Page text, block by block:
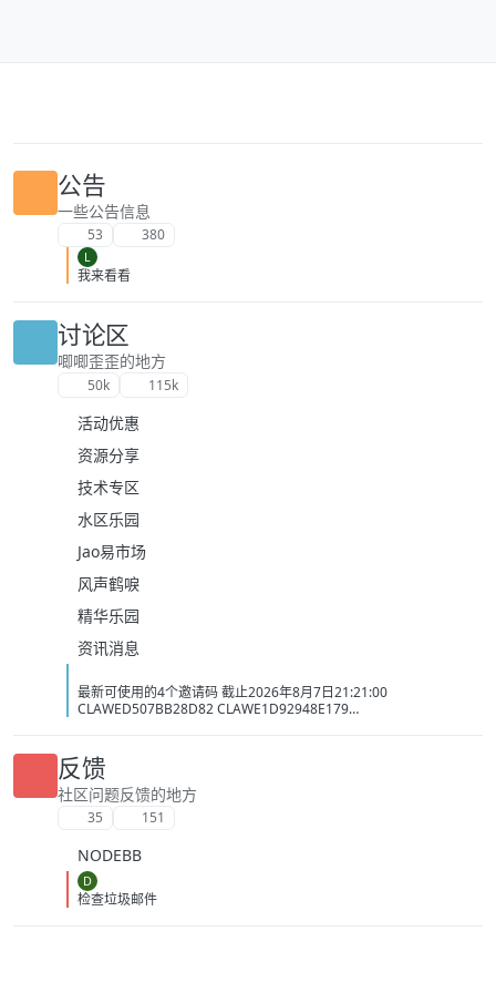
公告
一些公告信息
53 380
L
我来看看
讨论区
唧唧歪歪的地方
50k 115k
活动优惠
资源分享
技术专区
水区乐园
Jao易市场
风声鹤唳
精华乐园
资讯消息
最新可使用的4个邀请码 截止2026年8月7日21:21:00
CLAWED507BB28D82 CLAWE1D92948E179
反馈
社区问题反馈的地方
35 151
NODEBB
D
检查垃圾邮件